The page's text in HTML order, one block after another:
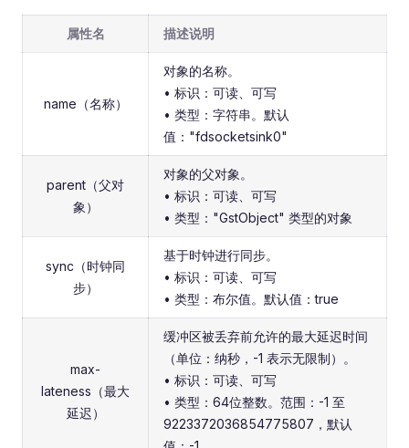
属性名 描述说明
name（名称）
对象的名称。
• 标识：可读、可写
• 类型：字符串。默认
值："fdsocketsink0"
parent（父对
象）
对象的父对象。
• 标识：可读、可写
• 类型："GstObject" 类型的对象
sync（时钟同
步）
基于时钟进行同步。
• 标识：可读、可写
• 类型：布尔值。默认值：true
max-
lateness（最大
延迟）
缓冲区被丢弃前允许的最大延迟时间
（单位：纳秒，-1 表示无限制）。
• 标识：可读、可写
• 类型：64位整数。范围：-1 至
9223372036854775807，默认